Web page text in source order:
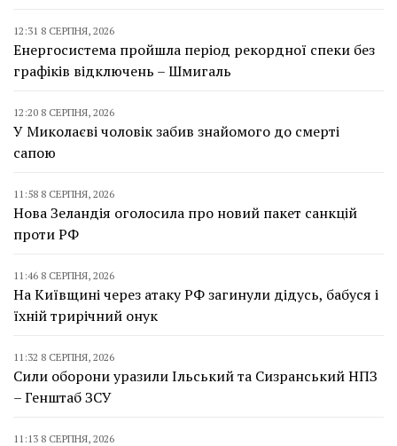
12:31 8 СЕРПНЯ, 2026
Енергосистема пройшла період рекордної спеки без
графіків відключень – Шмигаль
12:20 8 СЕРПНЯ, 2026
У Миколаєві чоловік забив знайомого до смерті
сапою
11:58 8 СЕРПНЯ, 2026
Нова Зеландія оголосила про новий пакет санкцій
проти РФ
11:46 8 СЕРПНЯ, 2026
На Київщині через атаку РФ загинули дідусь, бабуся і
їхній трирічний онук
11:32 8 СЕРПНЯ, 2026
Сили оборони уразили Ільський та Сизранський НПЗ
– Генштаб ЗСУ
11:13 8 СЕРПНЯ, 2026